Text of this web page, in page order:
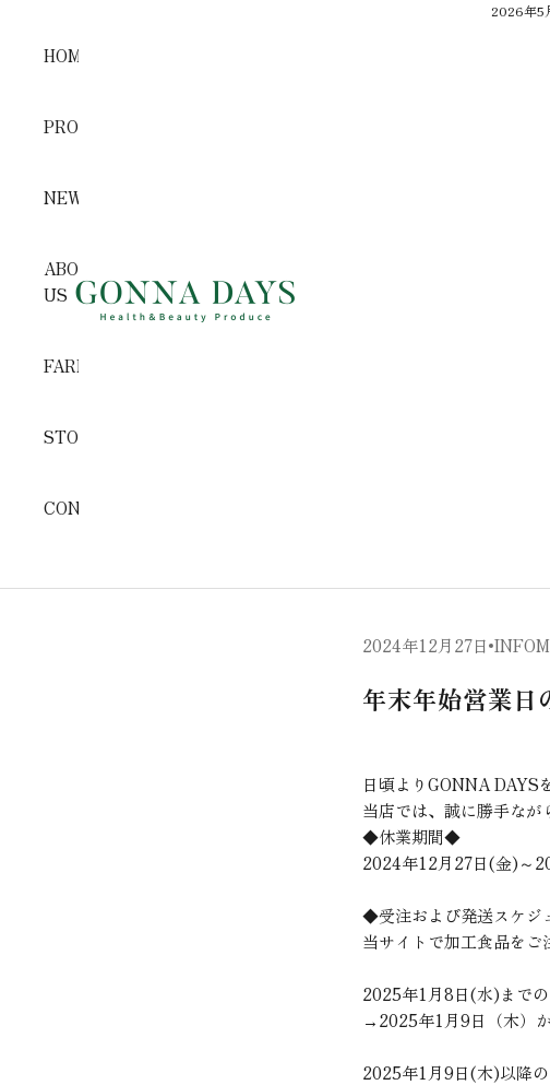
2026年5
GONNA DAYS ONLINE STORE
HOME
PRODUCTS
NEWS
ABOUT
US
FARM
STORE
CONTACT
2024年12月27日
年末年始営業日
日頃よりGONNA DAYS
当店では、誠に勝手なが
◆休業期間◆
2024年12月27日(金)～
◆受注および発送スケ
当サイトで加工食品をご
2025年1月8日(水)まで
→2025年1月9日（木）
2025年1月9日(木)以降